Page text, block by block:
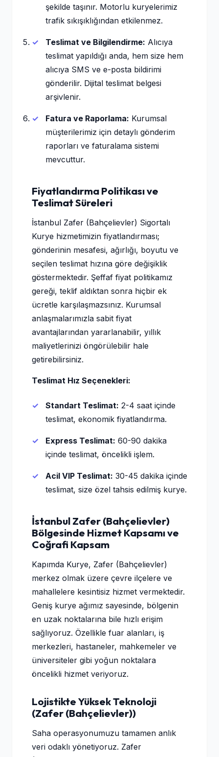
şekilde taşınır. Motorlu kuryelerimiz
trafik sıkışıklığından etkilenmez.
Teslimat ve Bilgilendirme: Alıcıya
teslimat yapıldığı anda, hem size hem
alıcıya SMS ve e-posta bildirimi
gönderilir. Dijital teslimat belgesi
arşivlenir.
Fatura ve Raporlama: Kurumsal
müşterilerimiz için detaylı gönderim
raporları ve faturalama sistemi
mevcuttur.
Fiyatlandırma Politikası ve
Teslimat Süreleri
İstanbul Zafer (Bahçelievler) Sigortalı
Kurye hizmetimizin fiyatlandırması;
gönderinin mesafesi, ağırlığı, boyutu ve
seçilen teslimat hızına göre değişiklik
göstermektedir. Şeffaf fiyat politikamız
gereği, teklif aldıktan sonra hiçbir ek
ücretle karşılaşmazsınız. Kurumsal
anlaşmalarımızla sabit fiyat
avantajlarından yararlanabilir, yıllık
maliyetlerinizi öngörülebilir hale
getirebilirsiniz.
Teslimat Hız Seçenekleri:
Standart Teslimat: 2-4 saat içinde
teslimat, ekonomik fiyatlandırma.
Express Teslimat: 60-90 dakika
içinde teslimat, öncelikli işlem.
Acil VIP Teslimat: 30-45 dakika içinde
teslimat, size özel tahsis edilmiş kurye.
İstanbul Zafer (Bahçelievler)
Bölgesinde Hizmet Kapsamı ve
Coğrafi Kapsam
Kapımda Kurye, Zafer (Bahçelievler)
merkez olmak üzere çevre ilçelere ve
mahallelere kesintisiz hizmet vermektedir.
Geniş kurye ağımız sayesinde, bölgenin
en uzak noktalarına bile hızlı erişim
sağlıyoruz. Özellikle fuar alanları, iş
merkezleri, hastaneler, mahkemeler ve
üniversiteler gibi yoğun noktalara
öncelikli hizmet veriyoruz.
Lojistikte Yüksek Teknoloji
(Zafer (Bahçelievler))
Saha operasyonumuzu tamamen anlık
veri odaklı yönetiyoruz. Zafer